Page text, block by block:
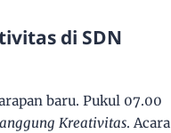
di SDN
baru. Pukul 07.00
Kreativitas. Acara